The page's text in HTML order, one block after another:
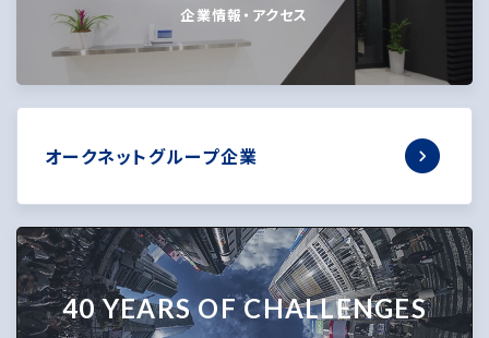
企業情報・アクセス
オークネットグループ企業
40 YEARS OF CHALLENGES